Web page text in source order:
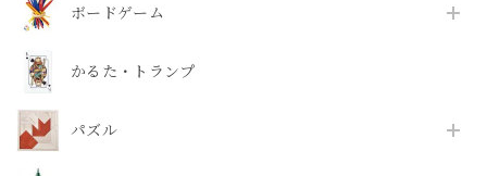
ボードゲーム
かるた・トランプ
パズル